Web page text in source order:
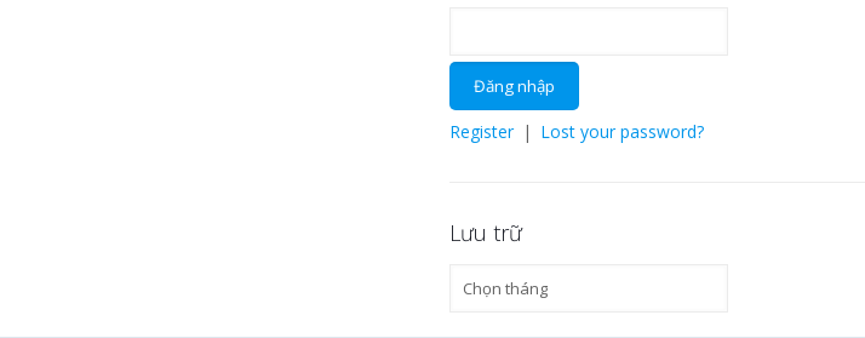
Register | Lost your password?
Lưu trữ
Lưu